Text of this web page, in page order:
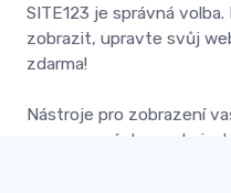
SITE123 je správná
zobrazit, upravte svůj
zdarma!
Nástroje pro zobrazení
seznamy výstav, galerie,